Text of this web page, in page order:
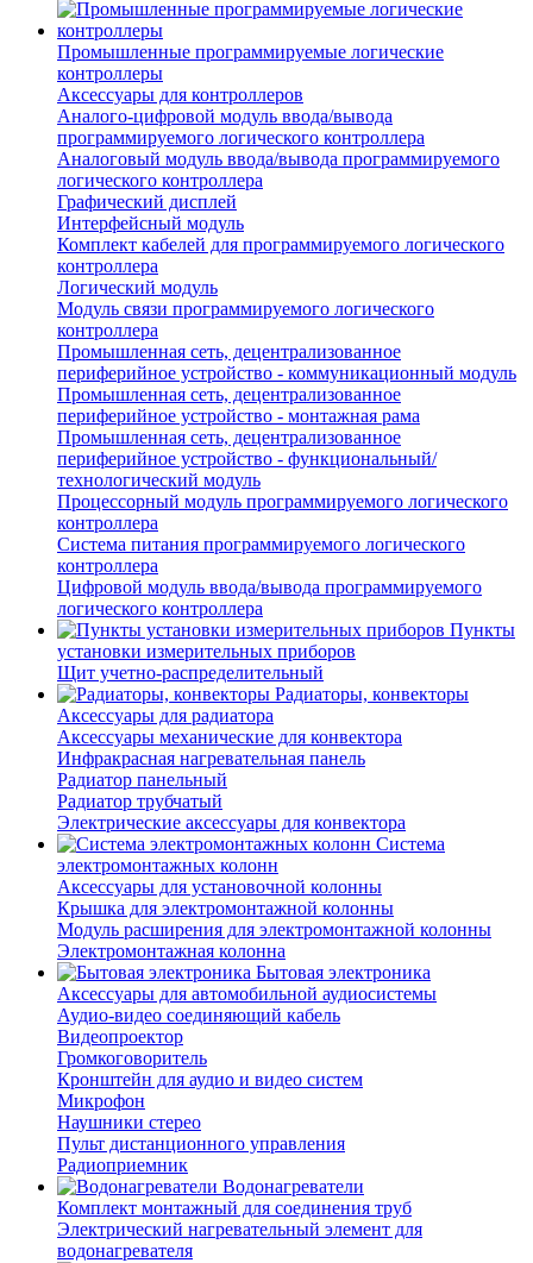
Промышленные программируемые логические
контроллеры
Аксессуары для контроллеров
Аналого-цифровой модуль ввода/вывода
программируемого логического контроллера
Аналоговый модуль ввода/вывода программируемого
логического контроллера
Графический дисплей
Интерфейсный модуль
Комплект кабелей для программируемого логического
контроллера
Логический модуль
Модуль связи программируемого логического
контроллера
Промышленная сеть, децентрализованное
периферийное устройство - коммуникационный модуль
Промышленная сеть, децентрализованное
периферийное устройство - монтажная рама
Промышленная сеть, децентрализованное
периферийное устройство - функциональный/
технологический модуль
Процессорный модуль программируемого логического
контроллера
Система питания программируемого логического
контроллера
Цифровой модуль ввода/вывода программируемого
логического контроллера
Пункты
установки измерительных приборов
Щит учетно-распределительный
Радиаторы, конвекторы
Аксессуары для радиатора
Аксессуары механические для конвектора
Инфракрасная нагревательная панель
Радиатор панельный
Радиатор трубчатый
Электрические аксессуары для конвектора
Система
электромонтажных колонн
Аксессуары для установочной колонны
Крышка для электромонтажной колонны
Модуль расширения для электромонтажной колонны
Электромонтажная колонна
Бытовая электроника
Аксессуары для автомобильной аудиосистемы
Аудио-видео соединяющий кабель
Видеопроектор
Громкоговоритель
Кронштейн для аудио и видео систем
Микрофон
Наушники стерео
Пульт дистанционного управления
Радиоприемник
Водонагреватели
Комплект монтажный для соединения труб
Электрический нагревательный элемент для
водонагревателя